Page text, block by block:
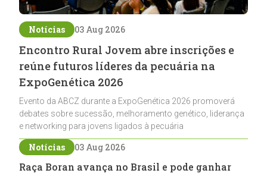
Notícias 03 Aug 2026
Encontro Rural Jovem abre inscrições e
reúne futuros líderes da pecuária na
ExpoGenética 2026
Evento da ABCZ durante a ExpoGenética 2026 promoverá
debates sobre sucessão, melhoramento genético, liderança
e networking para jovens ligados à pecuária
Notícias 03 Aug 2026
Raça Boran avança no Brasil e pode ganhar